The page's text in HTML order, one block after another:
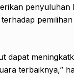
penyuluhan
dapat
terbaiknya,”